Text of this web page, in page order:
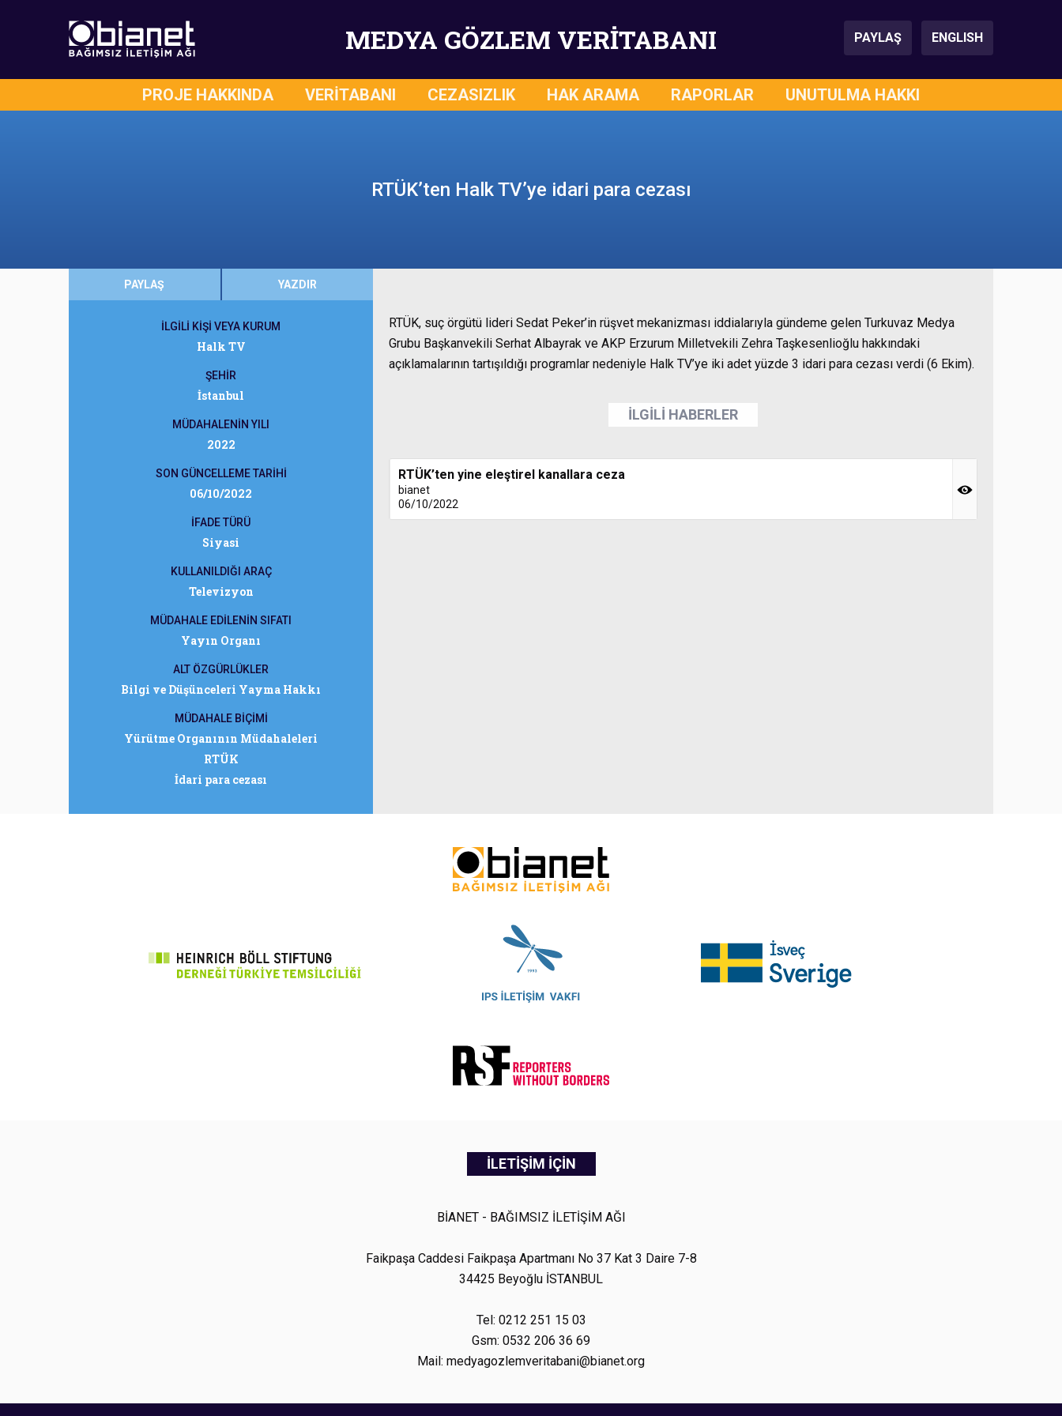
MEDYA GÖZLEM VERİTABANI PAYLAŞ ENGLISH
PROJE HAKKINDA VERİTABANI CEZASIZLIK HAK ARAMA RAPORLAR UNUTULMA HAKKI
RTÜK’ten Halk TV’ye idari para cezası
PAYLAŞ YAZDIR
İLGİLİ KİŞİ VEYA KURUM
Halk TV
ŞEHİR
İstanbul
MÜDAHALENİN YILI
2022
SON GÜNCELLEME TARİHİ
06/10/2022
İFADE TÜRÜ
Siyasi
KULLANILDIĞI ARAÇ
Televizyon
MÜDAHALE EDİLENİN SIFATI
Yayın Organı
ALT ÖZGÜRLÜKLER
Bilgi ve Düşünceleri Yayma Hakkı
MÜDAHALE BİÇİMİ
Yürütme Organının Müdahaleleri
RTÜK
İdari para cezası
RTÜK, suç örgütü lideri Sedat Peker’in rüşvet mekanizması iddialarıyla gündeme gelen Turkuvaz Medya
Grubu Başkanvekili Serhat Albayrak ve AKP Erzurum Milletvekili Zehra Taşkesenlioğlu hakkındaki
açıklamalarının tartışıldığı programlar nedeniyle Halk TV’ye iki adet yüzde 3 idari para cezası verdi (6 Ekim).
İLGİLİ HABERLER
RTÜK’ten yine eleştirel kanallara ceza
bianet
06/10/2022
İLETİŞİM İÇİN
BİANET - BAĞIMSIZ İLETİŞİM AĞI
Faikpaşa Caddesi Faikpaşa Apartmanı No 37 Kat 3 Daire 7-8
34425 Beyoğlu İSTANBUL
Tel: 0212 251 15 03
Gsm: 0532 206 36 69
Mail: medyagozlemveritabani@bianet.org